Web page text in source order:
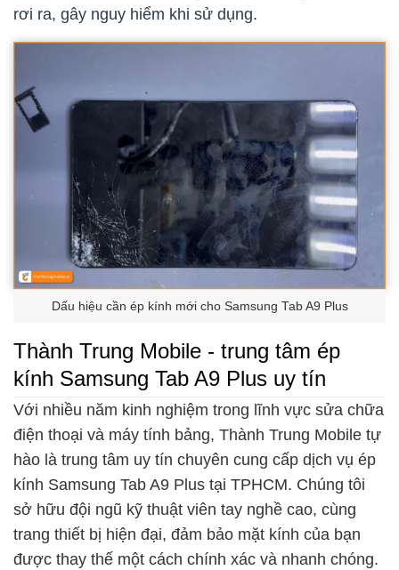
rơi ra, gây nguy hiểm khi sử dụng.
Dấu hiệu cần ép kính mới cho Samsung Tab A9 Plus
Thành Trung Mobile - trung tâm ép
kính Samsung Tab A9 Plus uy tín
Với nhiều năm kinh nghiệm trong lĩnh vực sửa chữa
điện thoại và máy tính bảng, Thành Trung Mobile tự
hào là trung tâm uy tín chuyên cung cấp dịch vụ ép
kính Samsung Tab A9 Plus tại TPHCM. Chúng tôi
sở hữu đội ngũ kỹ thuật viên tay nghề cao, cùng
trang thiết bị hiện đại, đảm bảo mặt kính của bạn
được thay thế một cách chính xác và nhanh chóng.